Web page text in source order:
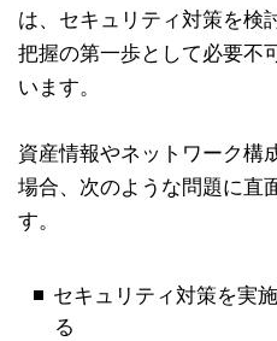
は、セキュリティ対策を検
把握の第一歩として必要不
います。
資産情報やネットワーク構
場合、次のような問題に直
す。
セキュリティ対策を実
る